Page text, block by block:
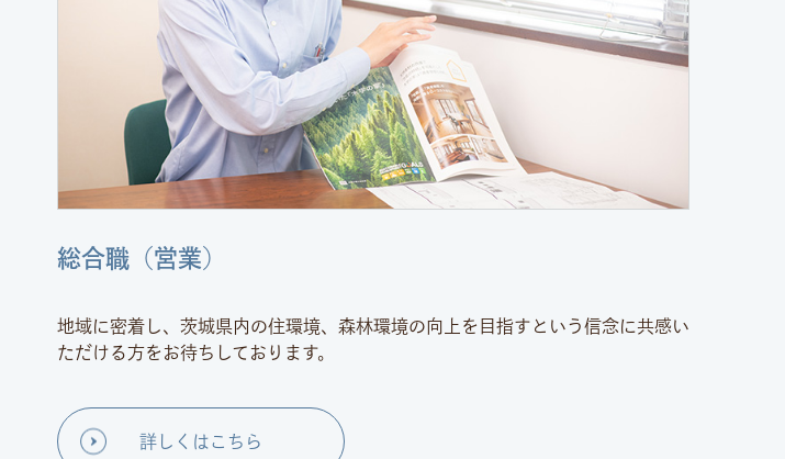
総合職（営業）
地域に密着し、茨城県内の住環境、森林環境の向上を目指すという信念に共感い
ただける方をお待ちしております。
詳しくはこちら